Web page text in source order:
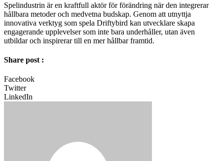
Spelindustrin är en kraftfull aktör för förändring när den integrerar
hållbara metoder och medvetna budskap. Genom att utnyttja
innovativa verktyg som spela Driftybird kan utvecklare skapa
engagerande upplevelser som inte bara underhåller, utan även
utbildar och inspirerar till en mer hållbar framtid.
Share post :
Facebook
Twitter
LinkedIn